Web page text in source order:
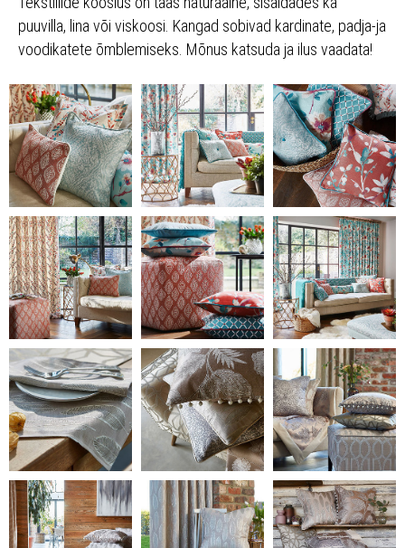
puuvilla, lina või viskoosi. Kangad sobivad kardinate, padja-ja
voodikatete õmblemiseks. Mõnus katsuda ja ilus vaadata!